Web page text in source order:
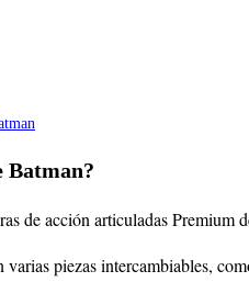
Batman?
de acción articuladas Premium
varias piezas intercambiables,